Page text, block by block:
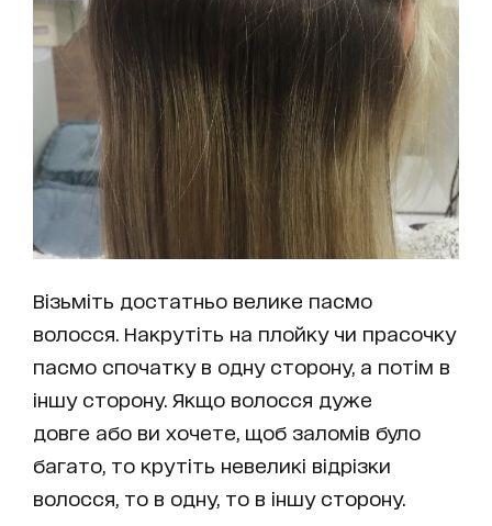
Візьміть достатньо велике пасмо
волосся. Накрутіть на плойку чи прасочку
пасмо спочатку в одну сторону, а потім в
іншу сторону. Якщо волосся дуже
довге або ви хочете, щоб заломів було
багато, то крутіть невеликі відрізки
волосся, то в одну, то в іншу сторону.